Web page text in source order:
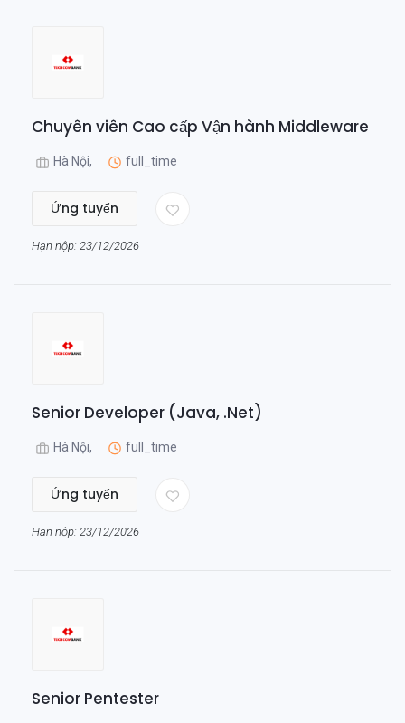
Chuyên viên Cao cấp Vận hành Middleware
Hà Nội, full_time
Ứng tuyển
Hạn nộp: 23/12/2026
Senior Developer (Java, .Net)
Hà Nội, full_time
Ứng tuyển
Hạn nộp: 23/12/2026
Senior Pentester